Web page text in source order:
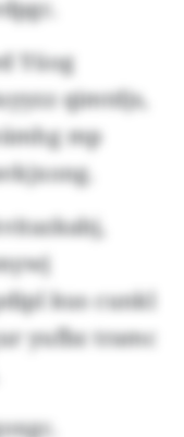
Yüog
qimtdjs,
mp
kus cunkl
yufbz tramc